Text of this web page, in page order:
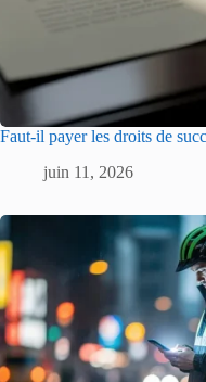
Faut-il payer les droits de
juin 11, 2026